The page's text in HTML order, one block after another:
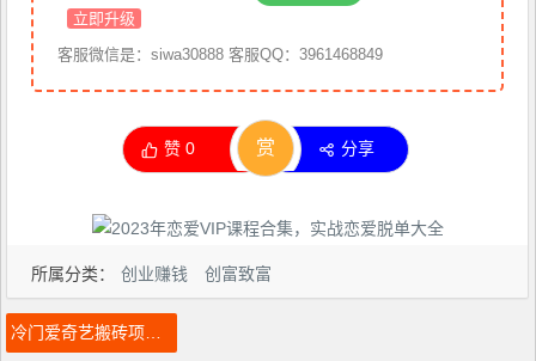
立即升级
客服微信是：siwa30888 客服QQ：3961468849
赞0 赏 分享
所属分类： 创业赚钱 创富致富